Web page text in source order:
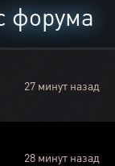
форума
27 минут назад
28 минут назад